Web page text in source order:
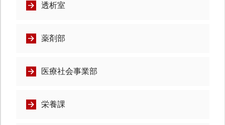
透析室
薬剤部
医療社会事業部
栄養課